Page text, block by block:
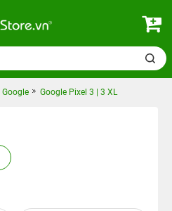
Google Google Pixel 3 | 3 XL